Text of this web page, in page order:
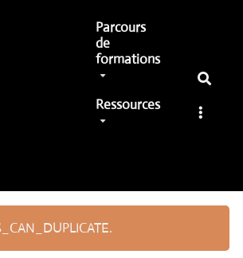
Parcours
de
formations
Ressources